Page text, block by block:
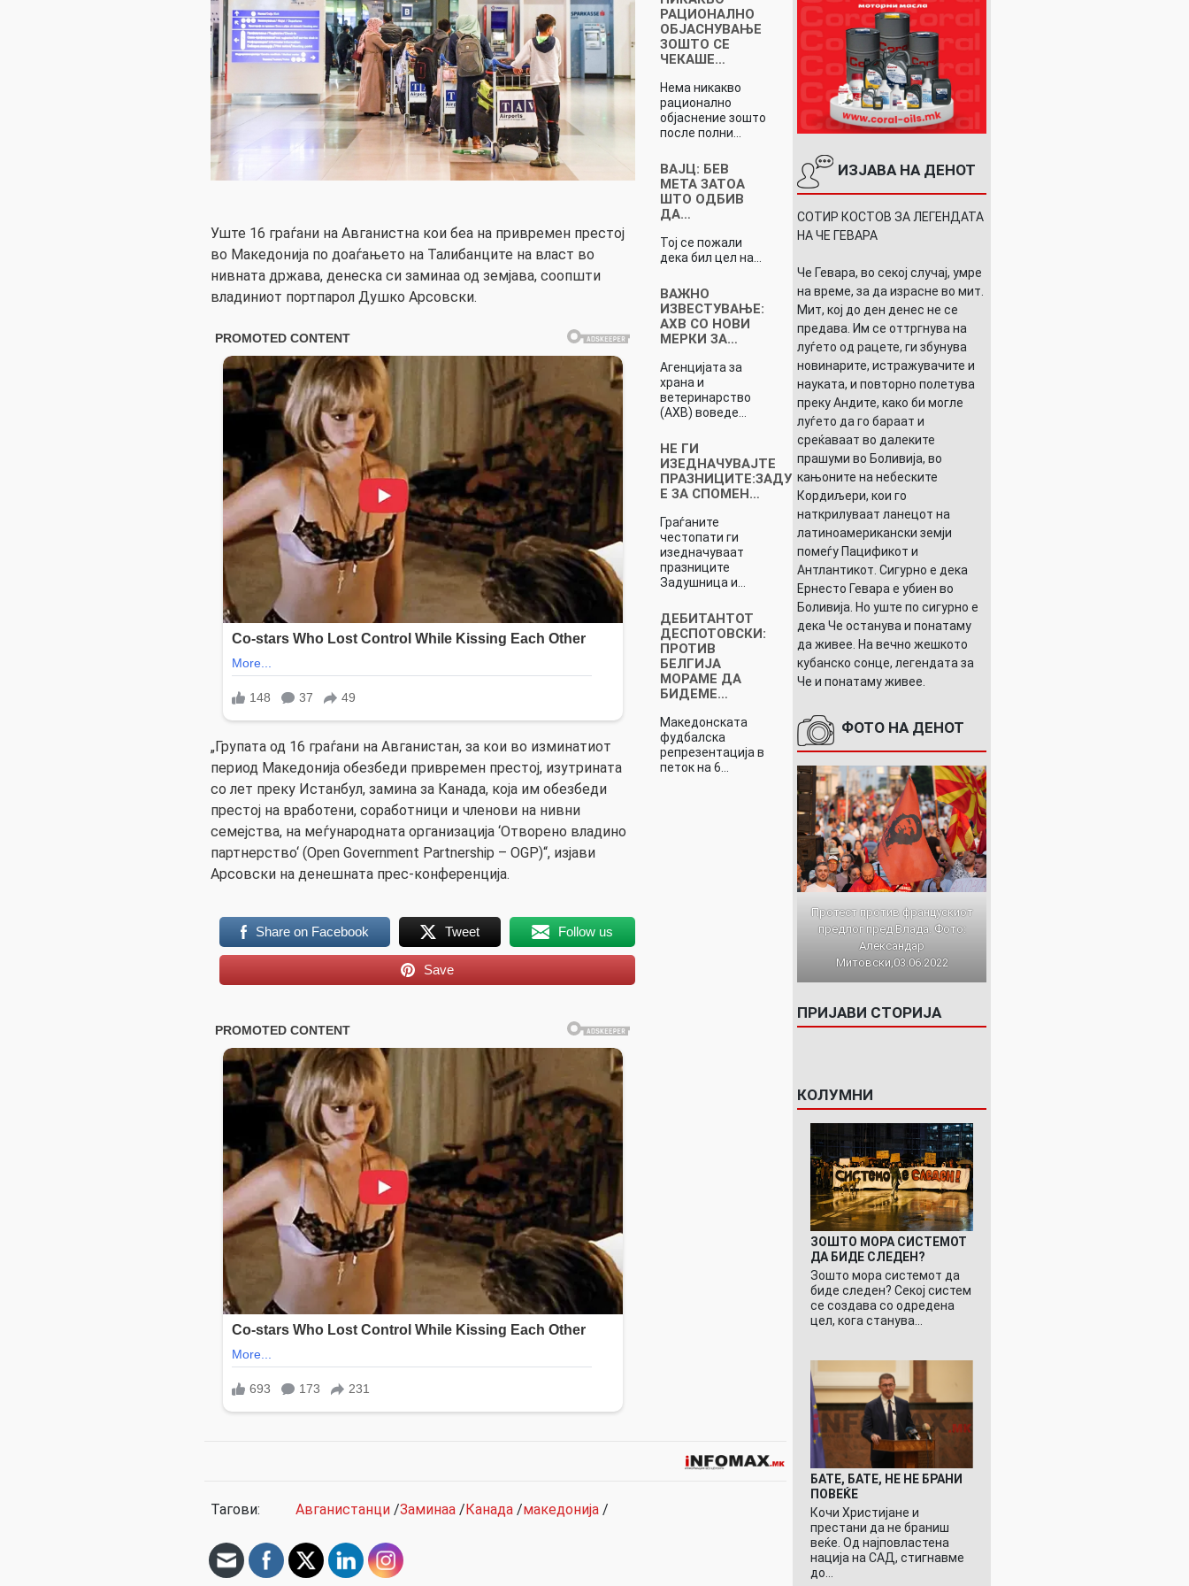
Уште 16 граѓани на Авганистна кои беа на привремен престој
во Македонија по доаѓањето на Талибанците на власт во
нивната држава, денеска си заминаа од земјава, соопшти
владиниот портпарол Душко Арсовски.
„Групата од 16 граѓани на Авганистан, за кои во изминатиот
период Македонија обезбеди привремен престој, изутрината
со лет преку Истанбул, замина за Канада, која им обезбеди
престој на вработени, соработници и членови на нивни
семејства, на меѓународната организација ‘Отворено владино
партнерство‘ (Open Government Partnership – OGP)“, изјави
Арсовски на денешната прес-конференција.
Share on Facebook Tweet Follow us
Save
РАЦИОНАЛНО
ОБЈАСНУВАЊЕ
ЗОШТО СЕ
ЧЕКАШЕ…
Нема никакво
рационално
објаснение зошто
после полни…
ВАЈЦ: БЕВ
МЕТА ЗАТОА
ШТО ОДБИВ
ДА…
Тој се пожали
дека бил цел на…
ВАЖНО
ИЗВЕСТУВАЊЕ:
АХВ СО НОВИ
МЕРКИ ЗА…
Агенцијата за
храна и
ветеринарство
(АХВ) воведе…
НЕ ГИ
ИЗЕДНАЧУВАЈТЕ
ПРАЗНИЦИТЕ:ЗАДУШНИЦАТА
Е ЗА СПОМЕН…
Граѓаните
честопати ги
изедначуваат
празниците
Задушница и…
ДЕБИТАНТОТ
ДЕСПОТОВСКИ:
ПРОТИВ
БЕЛГИЈА
МОРАМЕ ДА
БИДЕМЕ…
Македонската
фудбалска
репрезентација в
петок на 6…
Тагови: Авганистанци /Заминаа /Канада /македонија /
ИЗЈАВА НА ДЕНОТ
СОТИР КОСТОВ ЗА ЛЕГЕНДАТА
НА ЧЕ ГЕВАРА
Че Гевара, во секој случај, умре
на време, за да израсне во мит.
Мит, кој до ден денес не се
предава. Им се оттргнува на
луѓето од рацете, ги збунува
новинарите, истражувачите и
науката, и повторно полетува
преку Андите, како би могле
луѓето да го бараат и
среќаваат во далеките
прашуми во Боливија, во
кањоните на небеските
Кордиљери, кои го
наткрилуваат ланецот на
латиноамерикански земји
помеѓу Пацификот и
Антлантикот. Сигурно е дека
Ернесто Гевара е убиен во
Боливија. Но уште по сигурно е
дека Че останува и понатаму
да живее. На вечно жешкото
кубанско сонце, легендата за
Че и понатаму живее.
ФОТО НА ДЕНОТ
Протест против францускиот
предлог пред Влада. Фото:
Александар
Митовски,03.06.2022
ПРИЈАВИ СТОРИЈА
КОЛУМНИ
ЗОШТО МОРА СИСТЕМОТ
ДА БИДЕ СЛЕДЕН?
Зошто мора системот да
биде следен? Секој систем
се создава со одредена
цел, кога станува…
БАТЕ, БАТЕ, НЕ НЕ БРАНИ
ПОВЕЌЕ
Кочи Христијане и
престани да не браниш
веќе. Од најповластена
нација на САД, стигнавме
до…